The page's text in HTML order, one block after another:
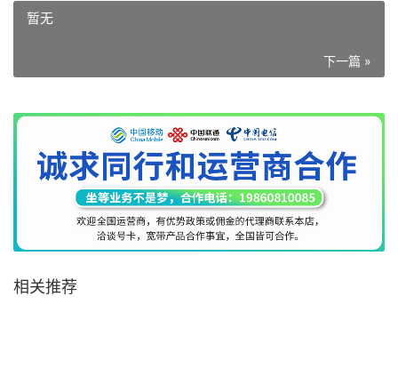
暂无
下一篇 »
相关推荐